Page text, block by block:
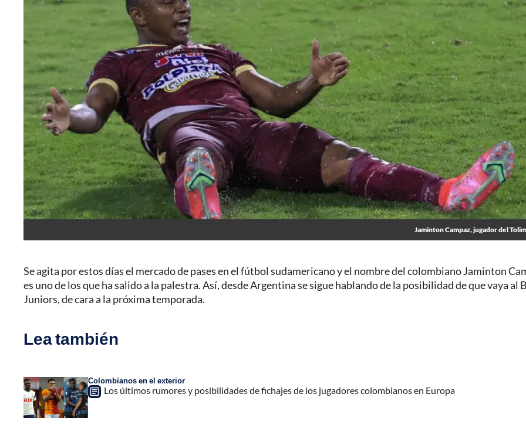
Jaminton Campaz, jugador del
Se agita por estos días el mercado de pases en el fútbol sudamericano y el nombre del colombiano Jaminton
es uno de los que ha salido a la palestra. Así, desde Argentina se sigue hablando de la posibilidad de que vaya al
Juniors, de cara a la próxima temporada.
Lea también
Colombianos en el exterior
Los últimos rumores y posibilidades de fichajes de los jugadores colombianos en Europa